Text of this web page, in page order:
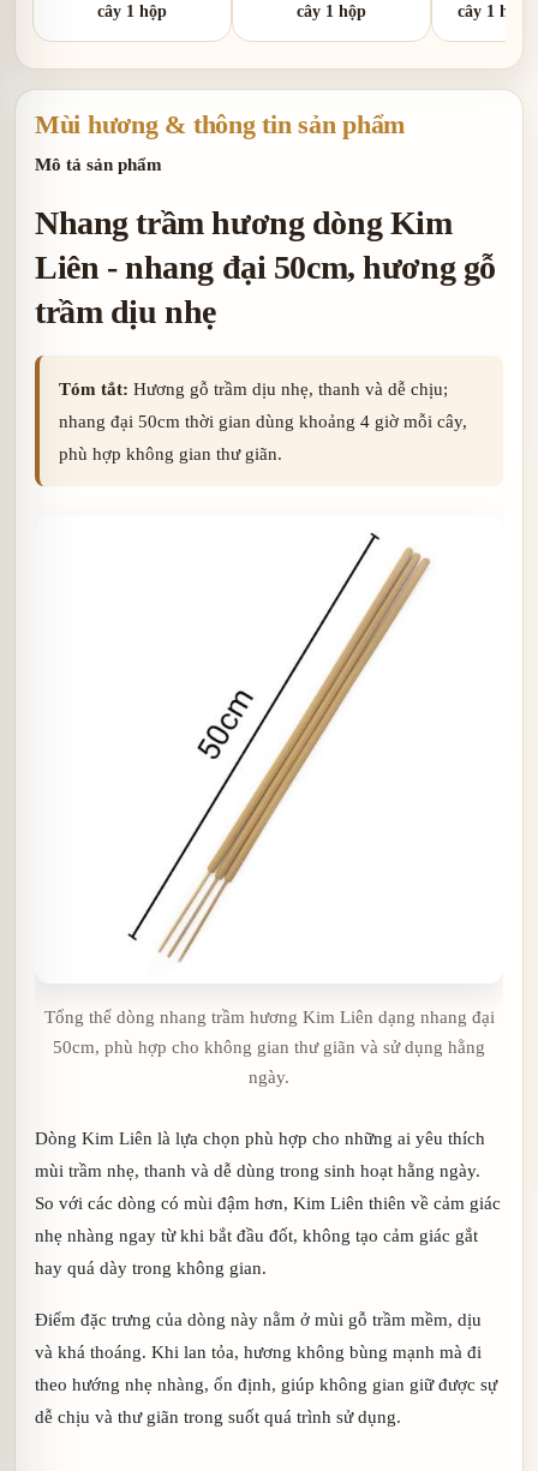
cây 1 hộp
cây 1 hộp
cây 1 hộp
Mùi hương & thông tin sản phẩm
Mô tả sản phẩm
Nhang trầm hương dòng Kim
Liên - nhang đại 50cm, hương gỗ
trầm dịu nhẹ
Tóm tắt: Hương gỗ trầm dịu nhẹ, thanh và dễ chịu;
nhang đại 50cm thời gian dùng khoảng 4 giờ mỗi cây,
phù hợp không gian thư giãn.
Tổng thể dòng nhang trầm hương Kim Liên dạng nhang đại
50cm, phù hợp cho không gian thư giãn và sử dụng hằng
ngày.
Dòng Kim Liên là lựa chọn phù hợp cho những ai yêu thích
mùi trầm nhẹ, thanh và dễ dùng trong sinh hoạt hằng ngày.
So với các dòng có mùi đậm hơn, Kim Liên thiên về cảm giác
nhẹ nhàng ngay từ khi bắt đầu đốt, không tạo cảm giác gắt
hay quá dày trong không gian.
Điểm đặc trưng của dòng này nằm ở mùi gỗ trầm mềm, dịu
và khá thoáng. Khi lan tỏa, hương không bùng mạnh mà đi
theo hướng nhẹ nhàng, ổn định, giúp không gian giữ được sự
dễ chịu và thư giãn trong suốt quá trình sử dụng.